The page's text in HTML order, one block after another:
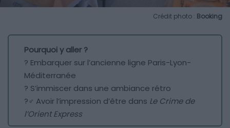
Crédit photo : Booking
Pourquoi y aller ?
? Embarquer sur l’ancienne ligne Paris-Lyon-
Méditerranée
?️ S’immiscer dans une ambiance rétro
?‍♂️ Avoir l’impression d’être dans Le Crime de
l’Orient Express